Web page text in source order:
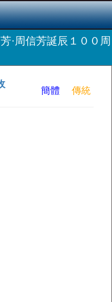
周信芳誕辰１００周
簡體 傳統